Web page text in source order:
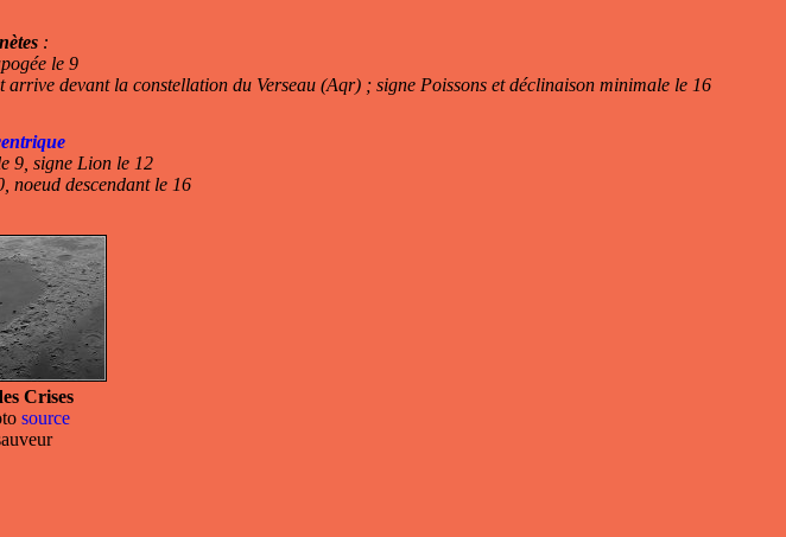
:
le 9
devant la constellation du Verseau (Aqr) ; signe Poissons et déclinaison minimale le 16
9, signe Lion le 12
noeud descendant le 16
Crises
source